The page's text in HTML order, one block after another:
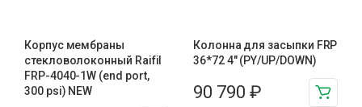
Корпус мембраны
стекловолоконный Raifil
FRP-4040-1W (end port,
300 psi) NEW
Колонна для засыпки FRP
36*72 4″ (PY/UP/DOWN)
90 790 ₽